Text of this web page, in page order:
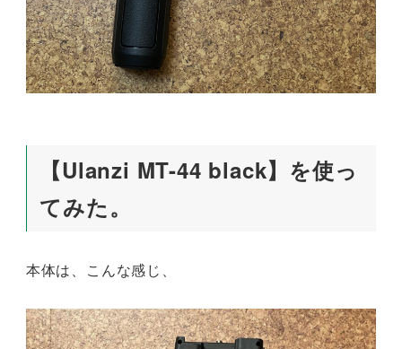
【Ulanzi MT-44 black】を使っ
てみた。
本体は、こんな感じ、